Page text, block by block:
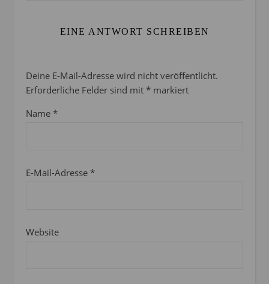
EINE ANTWORT SCHREIBEN
Deine E-Mail-Adresse wird nicht veröffentlicht.
Erforderliche Felder sind mit * markiert
Name *
E-Mail-Adresse *
Website